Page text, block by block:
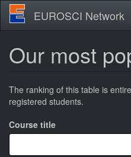
Skip
main
EUROSCI Network
Our most
The ranking of this table is
registered students.
Course title